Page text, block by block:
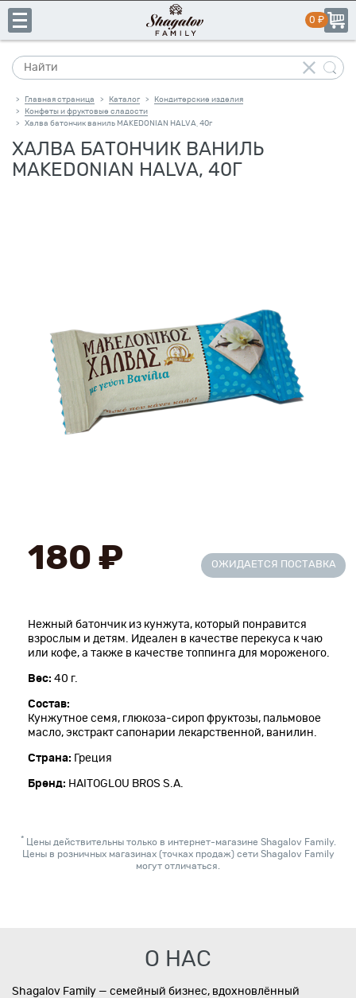
+7
(831)
производство
Контакты
пн-пт:10:00–19:00
Главная страница > Каталог > Кондитерские изделия
> Конфеты и фруктовые сладости
> Халва батончик ваниль MAKEDONIAN HALVA, 40г
ХАЛВА БАТОНЧИК ВАНИЛЬ
MAKEDONIAN HALVA, 40Г
180 ₽ ОЖИДАЕТСЯ ПОСТАВКА
Нежный батончик из кунжута, который понравится
взрослым и детям. Идеален в качестве перекуса к чаю
или кофе, а также в качестве топпинга для мороженого.
Вес: 40 г.
Состав:
Кунжутное семя, глюкоза-сироп фруктозы, пальмовое
масло, экстракт сапонарии лекарственной, ванилин.
Страна: Греция
Бренд: HAITOGLOU BROS S.A.
* Цены действительны только в интернет-магазине Shagalov Family.
Цены в розничных магазинах (точках продаж) сети Shagalov Family
могут отличаться.
О НАС
Shagalov Family — семейный бизнес, вдохновлённый